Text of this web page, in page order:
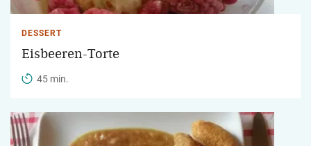
DESSERT
Eisbeeren-Torte
45 min.